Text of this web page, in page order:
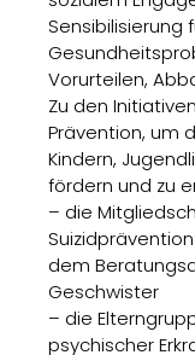
Sensibilisierung
Vorurteilen,
Zu den
Prävention, um
Kindern,
fördern und zu
– die
dem
Geschwister
– die
psychischer